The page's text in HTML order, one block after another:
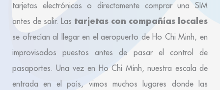
tarjetas electrónicas o directamente comprar una SIM
antes de salir. Las tarjetas con compañías locales
se ofrecían al llegar en el aeropuerto de Ho Chi Minh, en
improvisados puestos antes de pasar el control de
pasaportes. Una vez en Ho Chi Minh, nuestra escala de
entrada en el país, vimos muchos lugares donde las